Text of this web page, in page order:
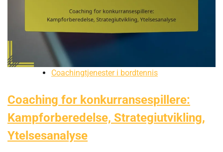
Coachingtjenester i bordtennis
Coaching for konkurransespillere:
Kampforberedelse, Strategiutvikling,
Ytelsesanalyse